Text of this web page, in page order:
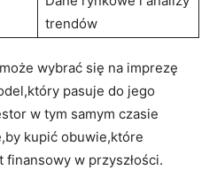
trendów
wybrać się na imprezę
pasuje do jego
w tym samym czasie
kupić obuwie,które
w przyszłości.